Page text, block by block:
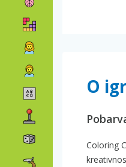
O
Coloring